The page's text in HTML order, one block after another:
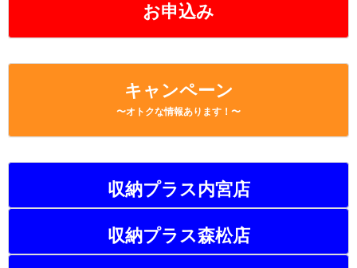
お申込み
キャンペーン
〜オトクな情報あります！〜
収納プラス内宮店
収納プラス森松店